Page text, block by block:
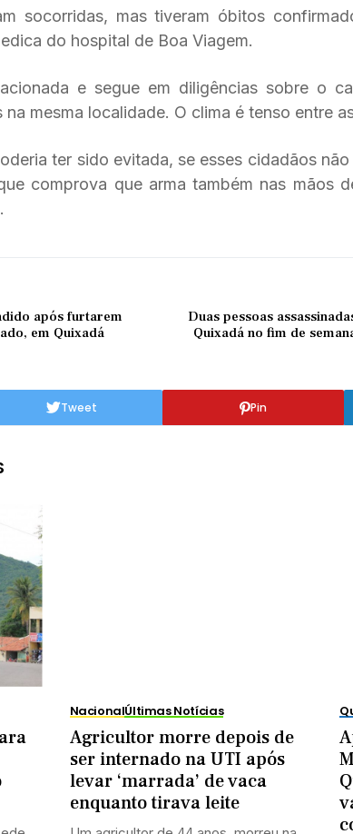
socorridas, mas tiveram óbitos
do hospital de Boa Viagem.
e segue em diligências sobre o
mesma localidade. O clima é tenso entre
ter sido evitada, se esses cidadãos
comprova que arma também nas mãos
após furtarem
em Quixadá
Duas pessoas
Quixadá no fim de
Tweet Pin
NacionalÚltimas Notícias
Agricultor morre depois de
ser internado na UTI após
levar ‘marrada’ de vaca
enquanto tirava leite